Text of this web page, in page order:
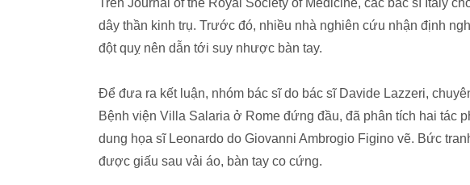
Trên Journal of the Royal Society of Medicine, các bác sĩ Italy
dây thần kinh trụ. Trước đó, nhiều nhà nghiên cứu nhận định
đột quỵ nên dẫn tới suy nhược bàn tay.
Để đưa ra kết luận, nhóm bác sĩ do bác sĩ Davide Lazzeri,
Bệnh viện Villa Salaria ở Rome đứng đầu, đã phân tích hai tác
dung họa sĩ Leonardo do Giovanni Ambrogio Figino vẽ. Bức
được giấu sau vải áo, bàn tay co cứng.